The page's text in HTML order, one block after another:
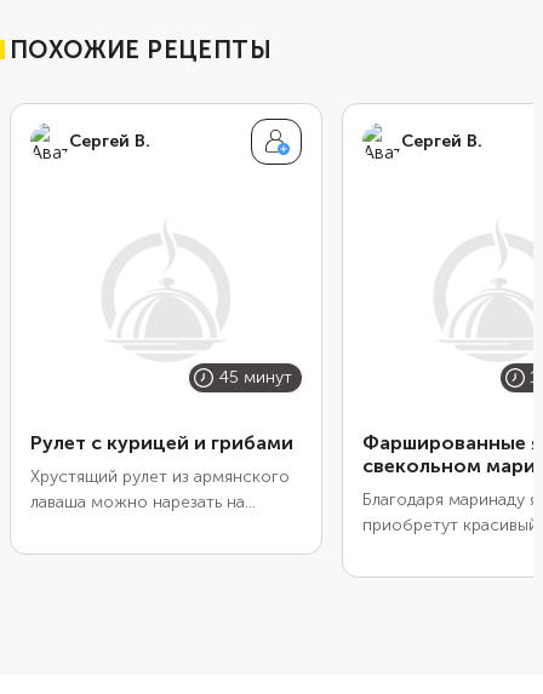
ПОХОЖИЕ РЕЦЕПТЫ
Сергей В.
45 минут
Рулет с курицей и грибами
Хрустящий рулет из армянского
лаваша можно нарезать на
закуски на праздничный стол или
Сергей В.
Фаршированные
свекольном
Благодаря маринаду
приобретут
помимо свеклы в